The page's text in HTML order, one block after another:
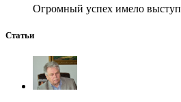
Огромный успех имело
Статьи